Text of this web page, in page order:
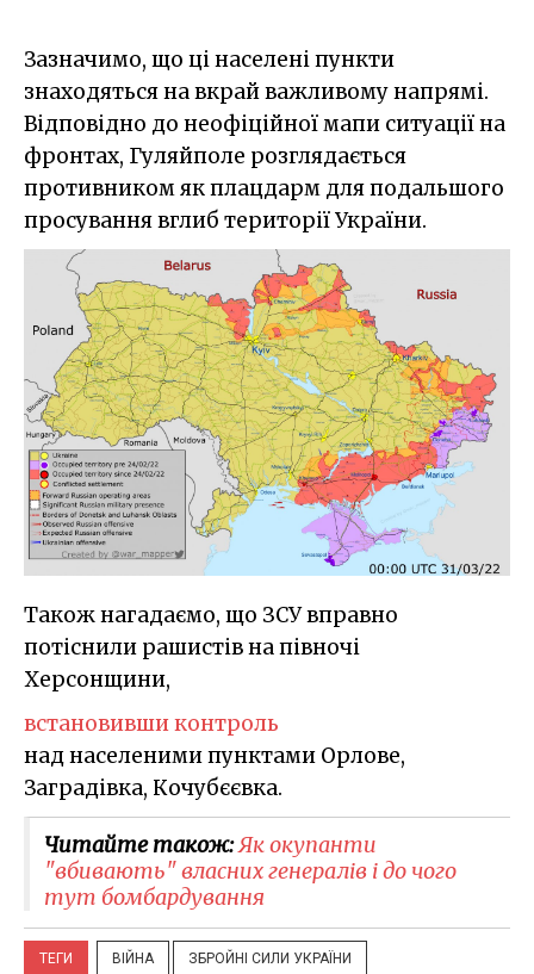
Зазначимо, що ці населені пункти
знаходяться на вкрай важливому напрямі.
Відповідно до неофіційної мапи ситуації на
фронтах, Гуляйполе розглядається
противником як плацдарм для подальшого
просування вглиб території України.
Також нагадаємо, що ЗСУ вправно
потіснили рашистів на півночі
Херсонщини,
встановивши контроль
над населеними пунктами Орлове,
Заградівка, Кочубєєвка.
Читайте також:Як окупанти
"вбивають" власних генералів і до чого
тут бомбардування
ТЕГИ ВІЙНА ЗБРОЙНІ СИЛИ УКРАЇНИ